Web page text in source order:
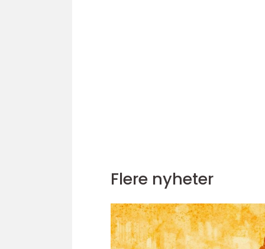
Flere nyheter